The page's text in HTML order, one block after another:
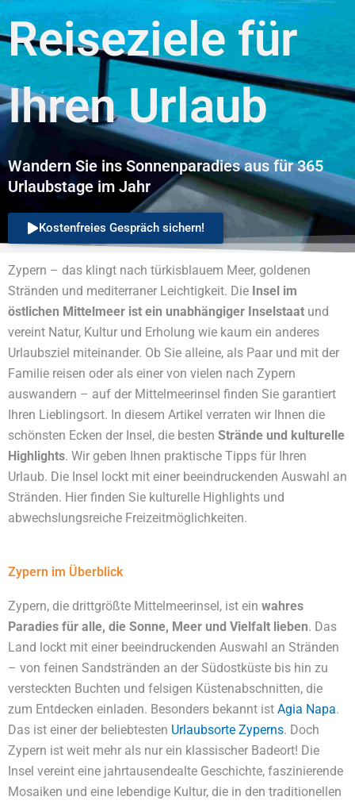
Reiseziele für
Ihren Urlaub
Wandern Sie ins Sonnenparadies aus für 365
Urlaubstage im Jahr
Kostenfreies Gespräch sichern!
Zypern – das klingt nach türkisblauem Meer, goldenen
Stränden und mediterraner Leichtigkeit. Die Insel im
östlichen Mittelmeer ist ein unabhängiger Inselstaat und
vereint Natur, Kultur und Erholung wie kaum ein anderes
Urlaubsziel miteinander. Ob Sie alleine, als Paar und mit der
Familie reisen oder als einer von vielen nach Zypern
auswandern – auf der Mittelmeerinsel finden Sie garantiert
Ihren Lieblingsort. In diesem Artikel verraten wir Ihnen die
schönsten Ecken der Insel, die besten Strände und kulturelle
Highlights. Wir geben Ihnen praktische Tipps für Ihren
Urlaub. Die Insel lockt mit einer beeindruckenden Auswahl an
Stränden. Hier finden Sie kulturelle Highlights und
abwechslungsreiche Freizeitmöglichkeiten.
Zypern im Überblick
Zypern, die drittgrößte Mittelmeerinsel, ist ein wahres
Paradies für alle, die Sonne, Meer und Vielfalt lieben. Das
Land lockt mit einer beeindruckenden Auswahl an Stränden
– von feinen Sandstränden an der Südostküste bis hin zu
versteckten Buchten und felsigen Küstenabschnitten, die
zum Entdecken einladen. Besonders bekannt ist Agia Napa.
Das ist einer der beliebtesten Urlaubsorte Zyperns. Doch
Zypern ist weit mehr als nur ein klassischer Badeort! Die
Insel vereint eine jahrtausendealte Geschichte, faszinierende
Mosaiken und eine lebendige Kultur, die in den traditionellen